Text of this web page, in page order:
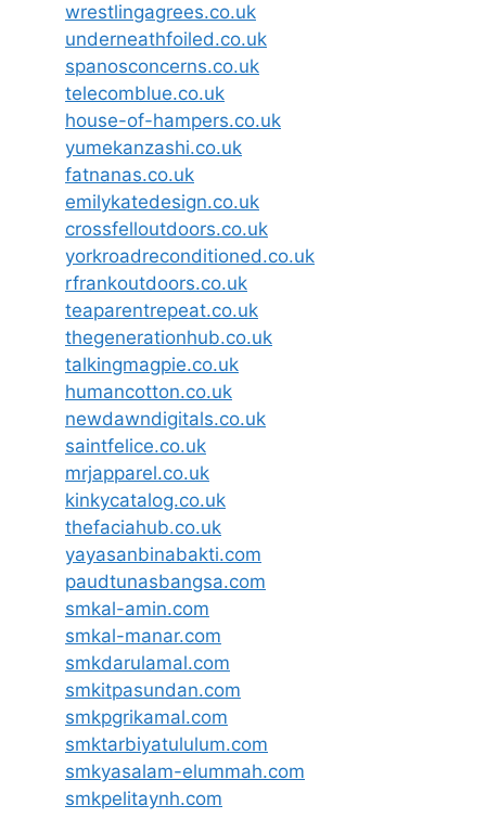
wrestlingagrees.co.uk
underneathfoiled.co.uk
spanosconcerns.co.uk
telecomblue.co.uk
house-of-hampers.co.uk
yumekanzashi.co.uk
fatnanas.co.uk
emilykatedesign.co.uk
crossfelloutdoors.co.uk
yorkroadreconditioned.co.uk
rfrankoutdoors.co.uk
teaparentrepeat.co.uk
thegenerationhub.co.uk
talkingmagpie.co.uk
humancotton.co.uk
newdawndigitals.co.uk
saintfelice.co.uk
mrjapparel.co.uk
kinkycatalog.co.uk
thefaciahub.co.uk
yayasanbinabakti.com
paudtunasbangsa.com
smkal-amin.com
smkal-manar.com
smkdarulamal.com
smkitpasundan.com
smkpgrikamal.com
smktarbiyatululum.com
smkyasalam-elummah.com
smkpelitaynh.com